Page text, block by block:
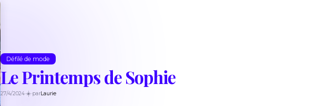
Défilé de mode
Le Printemps de Sophie
27/4/2024 parLaurie